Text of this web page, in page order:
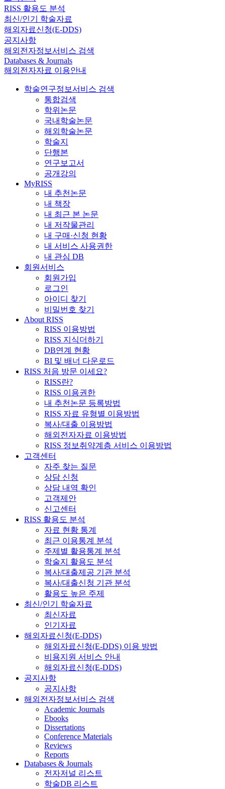
RISS 활용도 분석
최신/인기 학술자료
해외자료신청(E-DDS)
공지사항
해외전자정보서비스 검색
Databases & Journals
해외전자자료 이용안내
학술연구정보서비스 검색
통합검색
학위논문
국내학술논문
해외학술논문
학술지
단행본
연구보고서
공개강의
MyRISS
내 추천논문
내 책장
내 최근 본 논문
내 저작물관리
내 구매·신청 현황
내 서비스 사용권한
내 관심 DB
회원서비스
회원가입
로그인
아이디 찾기
비밀번호 찾기
About RISS
RISS 이용방법
RISS 지식더하기
DB연계 현황
BI 및 배너 다운로드
RISS 처음 방문 이세요?
RISS란?
RISS 이용권한
내 추천논문 등록방법
RISS 자료 유형별 이용방법
복사/대출 이용방법
해외전자자료 이용방법
RISS 정보취약계층 서비스 이용방법
고객센터
자주 찾는 질문
상담 신청
상담 내역 확인
고객제안
신고센터
RISS 활용도 분석
자료 현황 통계
최근 이용통계 분석
주제별 활용통계 분석
학술지 활용도 분석
복사/대출제공 기관 분석
복사/대출신청 기관 분석
활용도 높은 주제
최신/인기 학술자료
최신자료
인기자료
해외자료신청(E-DDS)
해외자료신청(E-DDS) 이용 방법
비용지원 서비스 안내
해외자료신청(E-DDS)
공지사항
공지사항
해외전자정보서비스 검색
Academic Journals
Ebooks
Dissertations
Conference Materials
Reviews
Reports
Databases & Journals
전자저널 리스트
학술DB 리스트